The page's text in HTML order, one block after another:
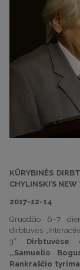
KŪRYBINĖS
CHYLINSKI’S
2017-12-14
Gruodžio 6–7
dirbtuvės
3“. Dirbtuvėse
,,Samuelio
Rankraščio